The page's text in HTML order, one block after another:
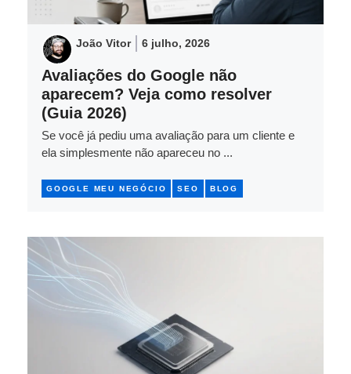
João Vitor 6 julho, 2026
Avaliações do Google não
aparecem? Veja como resolver
(Guia 2026)
Se você já pediu uma avaliação para um cliente e
ela simplesmente não apareceu no ...
GOOGLE MEU NEGÓCIO SEO BLOG